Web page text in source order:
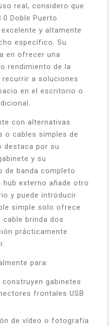
real, considero que
Doble Puerto
y altamente
específico. Su
en ofrecer una
rendimiento de la
recurrir a soluciones
en el escritorio o
con alternativas
o cables simples de
destaca por su
y su
de banda completo
hub externo añade otro
y puede introducir
simple solo ofrece
brinda dos
prácticamente
para:
gabinetes
frontales USB
de vídeo o fotografía